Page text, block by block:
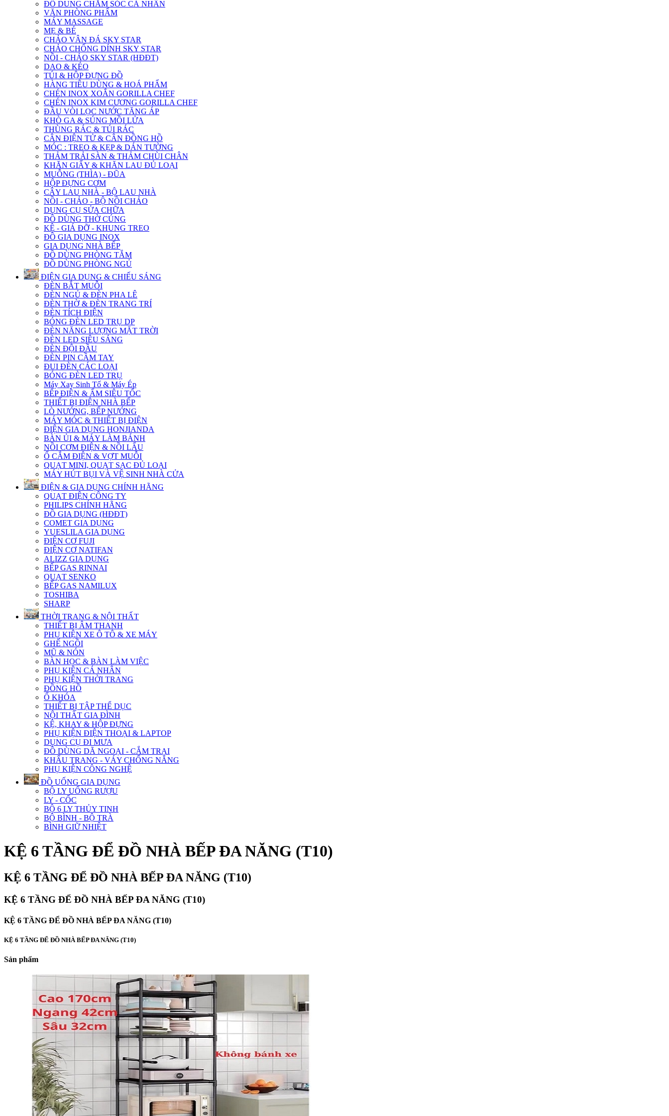
ĐỒ DUNG CHĂM SÓC CÁ NHÂN
VĂN PHÒNG PHẨM
MÁY MASSAGE
MẸ & BÉ
CHẢO VÂN ĐÁ SKY STAR
CHẢO CHỐNG DÍNH SKY STAR
NỒI - CHẢO SKY STAR (HĐĐT)
DAO & KÉO
TÚI & HỘP ĐỰNG ĐỒ
HÀNG TIÊU DÙNG & HOÁ PHẨM
CHÉN INOX XOẮN GORILLA CHEF
CHÉN INOX KIM CƯƠNG GORILLA CHEF
ĐẦU VÒI LỌC NƯỚC TĂNG ÁP
KHÒ GA & SÚNG MỒI LỬA
THÙNG RÁC & TÚI RÁC
CÂN ĐIỆN TỬ & CÂN ĐỒNG HỒ
MÓC : TREO & KẸP & DÁN TƯỜNG
THẢM TRẢI SÀN & THẢM CHÙI CHÂN
KHĂN GIẤY & KHĂN LAU ĐỦ LOẠI
MUỖNG (THÌA) - ĐŨA
HỘP ĐỰNG CƠM
CÂY LAU NHÀ - BỘ LAU NHÀ
NỒI - CHẢO - BỘ NỒI CHẢO
DỤNG CỤ SỬA CHỮA
ĐỒ DÙNG THỜ CÚNG
KỆ - GIÁ ĐỠ - KHUNG TREO
ĐỒ GIA DỤNG INOX
GIA DỤNG NHÀ BẾP
ĐỒ DÙNG PHÒNG TẮM
ĐỒ DÙNG PHÒNG NGỦ
ĐIỆN GIA DỤNG & CHIẾU SÁNG
ĐÈN BẮT MUỖI
ĐÈN NGỦ & ĐÈN PHA LÊ
ĐÈN THỜ & ĐÈN TRANG TRÍ
ĐÈN TÍCH ĐIỆN
BÓNG ĐÈN LED TRỤ DP
ĐÈN NĂNG LƯỢNG MẶT TRỜI
ĐÈN LED SIÊU SÁNG
ĐÈN ĐỘI ĐẦU
ĐÈN PIN CẦM TAY
ĐUI ĐÈN CÁC LOẠI
BÓNG ĐÈN LED TRỤ
Máy Xay Sinh Tố & Máy Ép
BẾP ĐIỆN & ẤM SIÊU TỐC
THIẾT BỊ ĐIỆN NHÀ BẾP
LÒ NƯỚNG, BẾP NƯỚNG
MÁY MÓC & THIẾT BỊ ĐIỆN
ĐIỆN GIA DỤNG HONJIANDA
BÀN ỦI & MÁY LÀM BÁNH
NỒI CƠM ĐIỆN & NỒI LẨU
Ổ CẮM ĐIỆN & VỢT MUỖI
QUẠT MINI, QUẠT SẠC ĐỦ LOẠI
MÁY HÚT BỤI VÀ VỆ SINH NHÀ CỬA
ĐIỆN & GIA DỤNG CHÍNH HÃNG
QUẠT ĐIỆN CÔNG TY
PHILIPS CHÍNH HÃNG
ĐỒ GIA DỤNG (HĐĐT)
COMET GIA DỤNG
YUESLILA GIA DỤNG
ĐIỆN CƠ FUJI
ĐIỆN CƠ NATIFAN
ALIZZ GIA DỤNG
BẾP GAS RINNAI
QUẠT SENKO
BẾP GAS NAMILUX
TOSHIBA
SHARP
THỜI TRANG & NỘI THẤT
THIẾT BỊ ÂM THANH
PHỤ KIỆN XE Ô TÔ & XE MÁY
GHẾ NGỒI
MŨ & NÓN
BÀN HỌC & BÀN LÀM VIỆC
PHỤ KIỆN CÁ NHÂN
PHỤ KIỆN THỜI TRANG
ĐỒNG HỒ
Ổ KHÓA
THIẾT BỊ TẬP THỂ DỤC
NỘI THẤT GIA ĐÌNH
KỆ, KHAY & HỘP ĐỰNG
PHỤ KIỆN ĐIỆN THOẠI & LAPTOP
DỤNG CỤ ĐI MƯA
ĐỒ DÙNG DÃ NGOẠI - CẮM TRẠI
KHẨU TRANG - VÁY CHỐNG NẮNG
PHỤ KIỆN CÔNG NGHỆ
ĐỒ UỐNG GIA DỤNG
BỘ LY UỐNG RƯỢU
LY - CỐC
BỘ 6 LY THỦY TINH
BỘ BÌNH - BỘ TRÀ
BÌNH GIỮ NHIỆT
KỆ 6 TẦNG ĐỂ ĐỒ NHÀ BẾP ĐA NĂNG (T10)
KỆ 6 TẦNG ĐỂ ĐỒ NHÀ BẾP ĐA NĂNG (T10)
KỆ 6 TẦNG ĐỂ ĐỒ NHÀ BẾP ĐA NĂNG (T10)
KỆ 6 TẦNG ĐỂ ĐỒ NHÀ BẾP ĐA NĂNG (T10)
KỆ 6 TẦNG ĐỂ ĐỒ NHÀ BẾP ĐA NĂNG (T10)
Sản phẩm